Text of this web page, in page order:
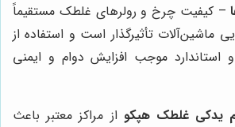
– کیفیت چرخ و رولرهای غلطک مستقیماً
ماشین‌آلات تأثیرگذار است و استفاده از
موجب افزایش دوام و ایمنی
یدکی غلطک هپکو از مراکز معتبر باعث